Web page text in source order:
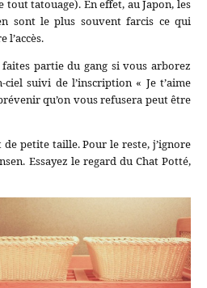
tatouage). En effet, au Japon, les
sont le plus souvent farcis ce qui
l’accès.
partie du gang si vous arborez
suivi de l’inscription « Je t’aime
qu’on vous refusera peut être
de petite taille. Pour le reste, j’ignore
Essayez le regard du Chat Potté,